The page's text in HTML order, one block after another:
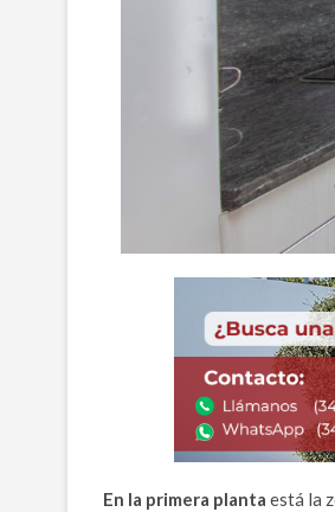
En la primera planta está la